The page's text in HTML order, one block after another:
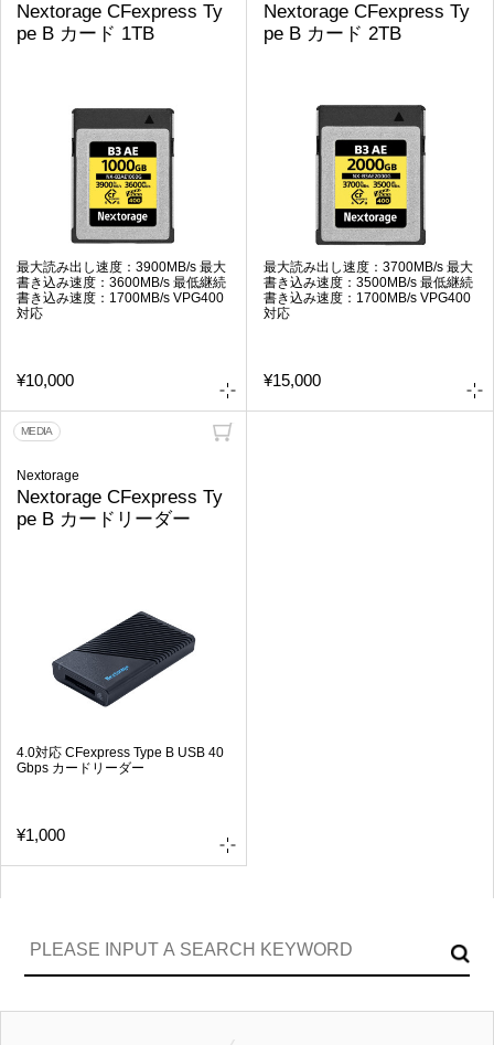
Nextorage CFexpress Ty
pe B カード 1TB
最大読み出し速度：3900MB/s 最大
書き込み速度：3600MB/s 最低継続
書き込み速度：1700MB/s VPG400
対応
¥10,000
Nextorage CFexpress Ty
pe B カード 2TB
最大読み出し速度：3700MB/s 最大
書き込み速度：3500MB/s 最低継続
書き込み速度：1700MB/s VPG400
対応
¥15,000
MEDIA
Nextorage
Nextorage CFexpress Ty
pe B カードリーダー
4.0対応 CFexpress Type B USB 40
Gbps カードリーダー
¥1,000